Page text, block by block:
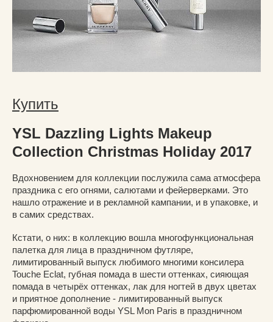
Купить
YSL Dazzling Lights Makeup
Collection Christmas Holiday 2017
Вдохновением для коллекции послужила сама атмосфера
праздника с его огнями, салютами и фейерверками. Это
нашло отражение и в рекламной кампании, и в упаковке, и
в самих средствах.
Кстати, о них: в коллекцию вошла многофункциональная
палетка для лица в праздничном футляре,
лимитированный выпуск любимого многими консилера
Touche Eclat, губная помада в шести оттенках, сияющая
помада в четырёх оттенках, лак для ногтей в двух цветах
и приятное дополнение - лимитированный выпуск
парфюмированной воды YSL Mon Paris в праздничном